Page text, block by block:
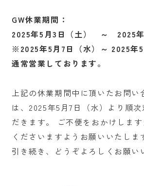
GW休業期間：
2025年5月3日（土） ～ 2025年
※2025年5月7日（水）～ 2025年
通常営業しております。
上記の休業期間中に頂いたお問い
は、2025年5月7日（水）より順
だきます。 ご不便をおかけしま
くださいますようお願いいたしま
引き続き、どうぞよろしくお願い